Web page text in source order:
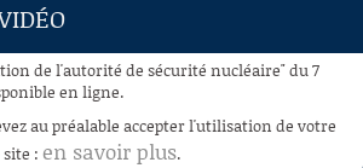
de l'autorité de sécurité nucléaire" du 7
en ligne.
au préalable accepter l'utilisation de votre
: en savoir plus.